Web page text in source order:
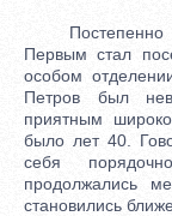
Постепенно
Первым стал
особом
Петров был
приятным
было лет 40.
себя
продолжались
становились